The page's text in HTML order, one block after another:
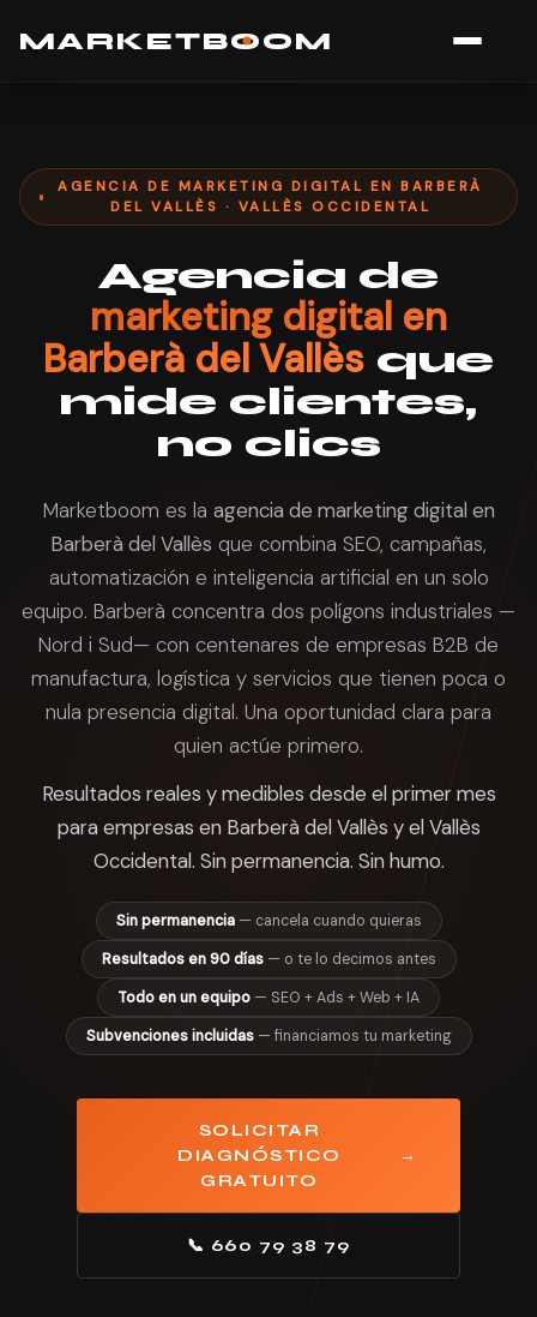
MARK ETBOOM
AGENCIA DE MARKETING DIGITAL EN BARBERÀ
DEL VALLÈS · VALLÈS OCCIDENTAL
Agencia de
marketing digital en
Barberà del Vallès que
mide clientes,
no clics
Marketboom es la agencia de marketing digital en
Barberà del Vallès que combina SEO, campañas,
automatización e inteligencia artificial en un solo
equipo. Barberà concentra dos polígons industriales —
Nord i Sud— con centenares de empresas B2B de
manufactura, logística y servicios que tienen poca o
nula presencia digital. Una oportunidad clara para
quien actúe primero.
Resultados reales y medibles desde el primer mes
para empresas en Barberà del Vallès y el Vallès
Occidental. Sin permanencia. Sin humo.
Sin permanencia— cancela cuando quieras
Resultados en 90 días— o te lo decimos antes
Todo en un equipo — SEO + Ads + Web + IA
Subvenciones incluidas— financiamos tu marketing
SOLICITAR
DIAGNÓSTICO
GRATUITO
→
📞 660 79 38 79